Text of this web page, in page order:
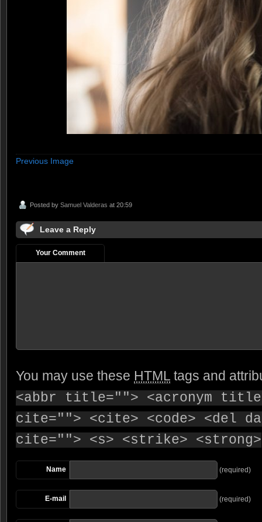
Previous Image
Posted by Samuel Valderas at 20:59
Leave a Reply
Your Comment
You may use these HTML tags and
<abbr title=""> <acronym
cite=""> <cite> <code> <del
cite=""> <s> <strike> <strong>
Name (required)
E-mail (required)